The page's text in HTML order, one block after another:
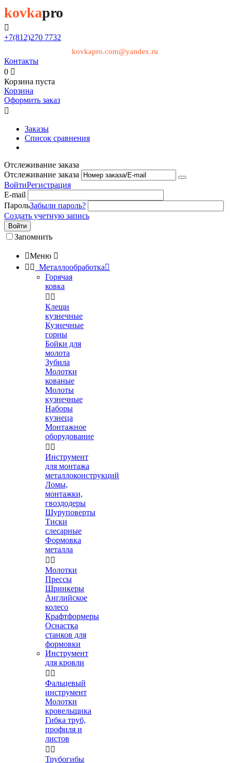
kovkapro

+7(812)270 7732
kovkapro.com@yandex.ru
Контакты
0 
Корзина пуста
Корзина
Оформить заказ

Заказы
Список сравнения
Отслеживание заказа
Отслеживание заказа
ВойтиРегистрация
E-mail
ПарольЗабыли пароль?
Создать учетную запись
Войти
Запомнить
Меню 
  Металлообработка
Горячая
ковка
 
Клещи
кузнечные
Кузнечные
горны
Бойки для
молота
Зубила
Молотки
кованые
Молоты
кузнечные
Наборы
кузнеца
Монтажное
оборудование
 
Инструмент
для монтажа
металлоконструкций
Ломы,
монтажки,
гвоздодеры
Шуруповерты
Тиски
слесарные
Формовка
металла
 
Молотки
Прессы
Шринкеры
Английское
колесо
Крафтформеры
Оснастка
станков для
формовки
Инструмент
для кровли
 
Фальцевый
инструмент
Молотки
кровельщика
Гибка труб,
профиля и
листов
 
Трубогибы